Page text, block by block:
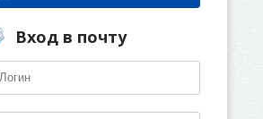
Вход в почту